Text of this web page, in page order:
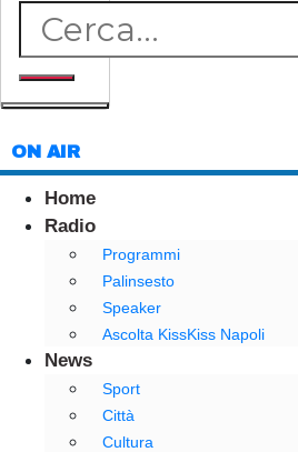
ON AIR
Home
Radio
Programmi
Palinsesto
Speaker
Ascolta KissKiss Napoli
News
Sport
Città
Cultura